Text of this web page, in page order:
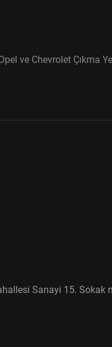
ve Chevrolet
Sanayi 15. Sokak